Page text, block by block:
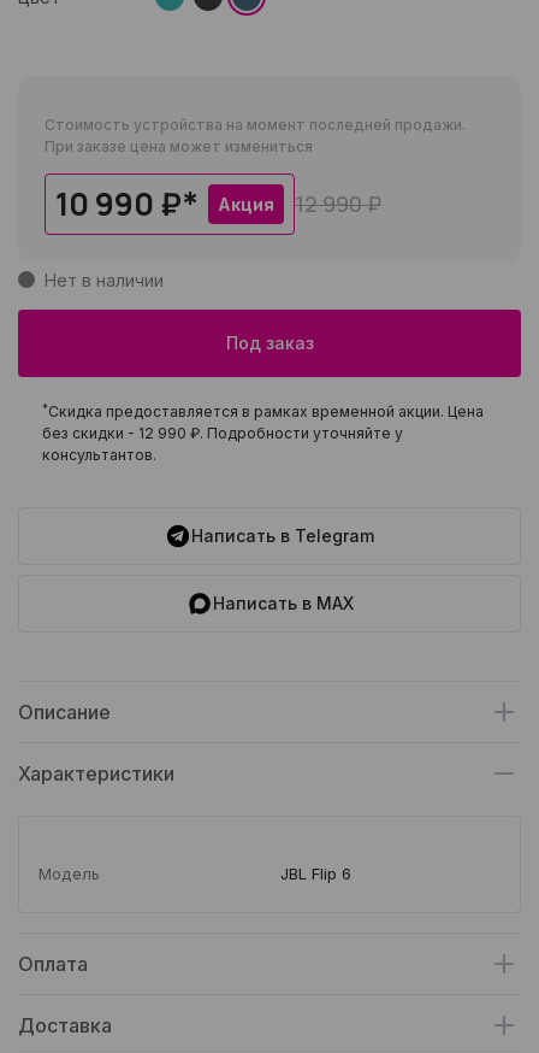
Стоимость устройства на момент последней продажи.
При заказе цена может измениться
10 990 ₽* Акция 12 990 ₽
Нет в наличии
Под заказ
*Скидка предоставляется в рамках временной акции. Цена
без скидки - 12 990 ₽. Подробности уточняйте у
консультантов.
Написать в Telegram
Написать в MAX
Описание
Характеристики
Модель JBL Flip 6
Оплата
Доставка